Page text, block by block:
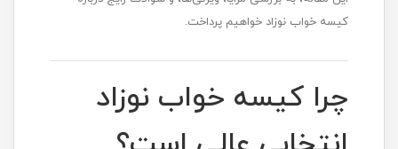
کیسه خواب نوزاد خواهیم پرداخت.
چرا کیسه خواب نوزاد